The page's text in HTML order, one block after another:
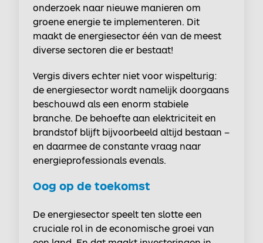
onderzoek naar nieuwe manieren om
groene energie te implementeren. Dit
maakt de energiesector één van de meest
diverse sectoren die er bestaat!
Vergis divers echter niet voor wispelturig:
de energiesector wordt namelijk doorgaans
beschouwd als een enorm stabiele
branche. De behoefte aan elektriciteit en
brandstof blijft bijvoorbeeld altijd bestaan –
en daarmee de constante vraag naar
energieprofessionals evenals.
Oog op de toekomst
De energiesector speelt ten slotte een
cruciale rol in de economische groei van